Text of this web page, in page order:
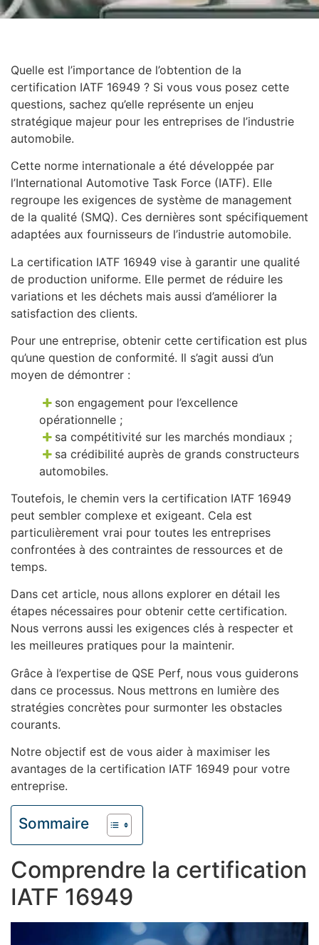
Quelle est l’importance de l’obtention de la
certification IATF 16949 ? Si vous vous posez cette
questions, sachez qu’elle représente un enjeu
stratégique majeur pour les entreprises de l’industrie
automobile.
Cette norme internationale a été développée par
l’International Automotive Task Force (IATF). Elle
regroupe les exigences de système de management
de la qualité (SMQ). Ces dernières sont spécifiquement
adaptées aux fournisseurs de l’industrie automobile.
La certification IATF 16949 vise à garantir une qualité
de production uniforme. Elle permet de réduire les
variations et les déchets mais aussi d’améliorer la
satisfaction des clients.
Pour une entreprise, obtenir cette certification est plus
qu’une question de conformité. Il s’agit aussi d’un
moyen de démontrer :
son engagement pour l’excellence
opérationnelle ;
sa compétitivité sur les marchés mondiaux ;
sa crédibilité auprès de grands constructeurs
automobiles.
Toutefois, le chemin vers la certification IATF 16949
peut sembler complexe et exigeant. Cela est
particulièrement vrai pour toutes les entreprises
confrontées à des contraintes de ressources et de
temps.
Dans cet article, nous allons explorer en détail les
étapes nécessaires pour obtenir cette certification.
Nous verrons aussi les exigences clés à respecter et
les meilleures pratiques pour la maintenir.
Grâce à l’expertise de QSE Perf, nous vous guiderons
dans ce processus. Nous mettrons en lumière des
stratégies concrètes pour surmonter les obstacles
courants.
Notre objectif est de vous aider à maximiser les
avantages de la certification IATF 16949 pour votre
entreprise.
Sommaire
Comprendre la certification
IATF 16949